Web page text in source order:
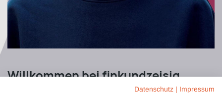
Willkommenbei finkundzeisig​
Datenschutz
Impressum